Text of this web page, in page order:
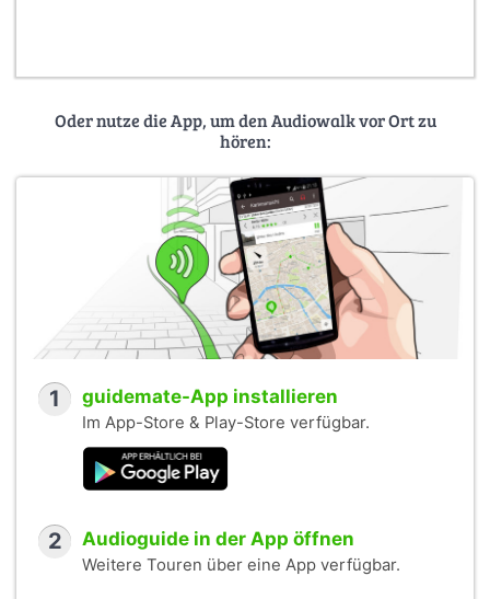
Oder nutze die App, um den Audiowalk vor Ort zu
hören:
1 guidemate-App installieren
Im App-Store & Play-Store verfügbar.
2 Audioguide in der App öffnen
Weitere Touren über eine App verfügbar.